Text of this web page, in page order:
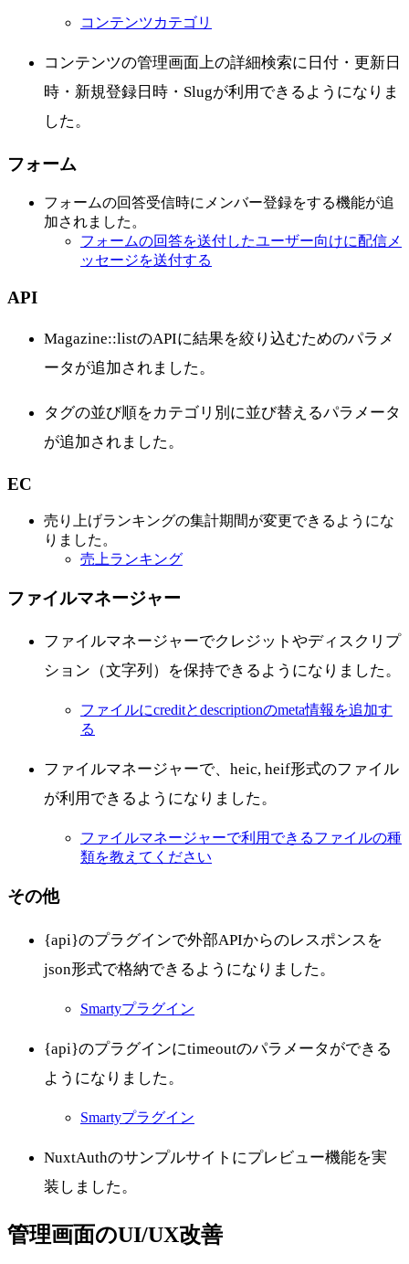
コンテンツカテゴリ
コンテンツの管理画面上の詳細検索に日付・更新日
時・新規登録日時・Slugが利用できるようになりま
した。
フォーム
フォームの回答受信時にメンバー登録をする機能が追
加されました。
フォームの回答を送付したユーザー向けに配信メ
ッセージを送付する
API
Magazine::listのAPIに結果を絞り込むためのパラメ
ータが追加されました。
タグの並び順をカテゴリ別に並び替えるパラメータ
が追加されました。
EC
売り上げランキングの集計期間が変更できるようにな
りました。
売上ランキング
ファイルマネージャー
ファイルマネージャーでクレジットやディスクリプ
ション（文字列）を保持できるようになりました。
ファイルにcreditとdescriptionのmeta情報を追加す
る
ファイルマネージャーで、heic, heif形式のファイル
が利用できるようになりました。
ファイルマネージャーで利用できるファイルの種
類を教えてください
その他
{api}のプラグインで外部APIからのレスポンスを
json形式で格納できるようになりました。
Smartyプラグイン
{api}のプラグインにtimeoutのパラメータができる
ようになりました。
Smartyプラグイン
NuxtAuthのサンプルサイトにプレビュー機能を実
装しました。
管理画面のUI/UX改善